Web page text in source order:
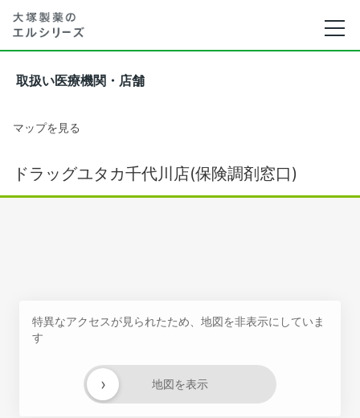
取扱い医療機関・店舗
マップを見る
ドラッグユタカ千代川店(保険調剤窓口)
特異なアクセスが見られたため、地図を非表示にしていま
す
地図を表示
›